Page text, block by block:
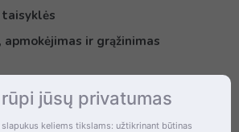
taisyklės
ir grąžinimas
jūsų privatumas
keliems tikslams: užtikrinant būtinas